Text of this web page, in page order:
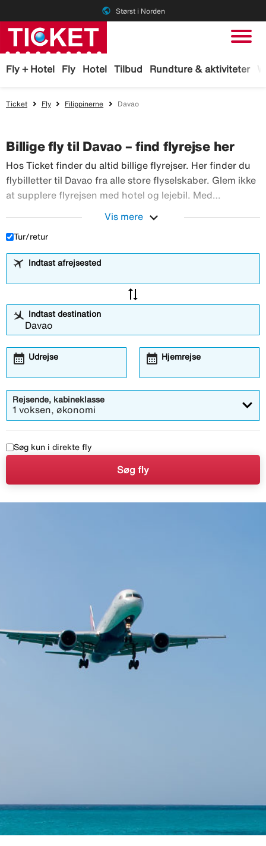
public Størst i Norden
Fly + Hotel Fly Hotel Tilbud Rundture & aktiviteter
Ticket Fly Filippinerne Davao
Billige fly til Davao – find flyrejse her
Hos Ticket finder du altid billige flyrejser. Her finder du
flybilletter til Davao fra alle store flyselskaber. Glem ikke
at supplere flyrejsen med hotel og lejebil. Med
Vis mere expand_more
Tur/retur
Indtast afrejsested
sync_alt
Indtast destination
Udrejse
calendar_month Hjemrejse
calendar_month
Rejsende, kabineklasse
1 voksen, økonomi
Søg kun i direkte fly
Søg fly